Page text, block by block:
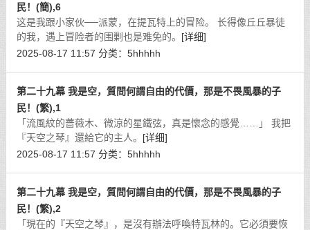
民！(簡),6
这是我跟小家伙──派蒙，在提瓦特上的冒险。 长得像丘丘暴徒
的我，遇上冒险者的围剿也是难免的。 [详细]
2025-08-17 11:57 分类： 5hhhhh
第二十九幕 我是空，質問何謂自由的代價，那是不畏風暴的子
民！(繁),1
「流風紋的薔薇木、微涼的星鐵弦，真是懷念的感覺……」 我把
『天空之琴』還給它的主人。 [详细]
2025-08-17 11:57 分类： 5hhhhh
第二十九幕 我是空，質問何謂自由的代價，那是不畏風暴的子
民！(繁),2
「現在的『天空之琴』，是沒有辦法呼喚特瓦林的。它必須要恢